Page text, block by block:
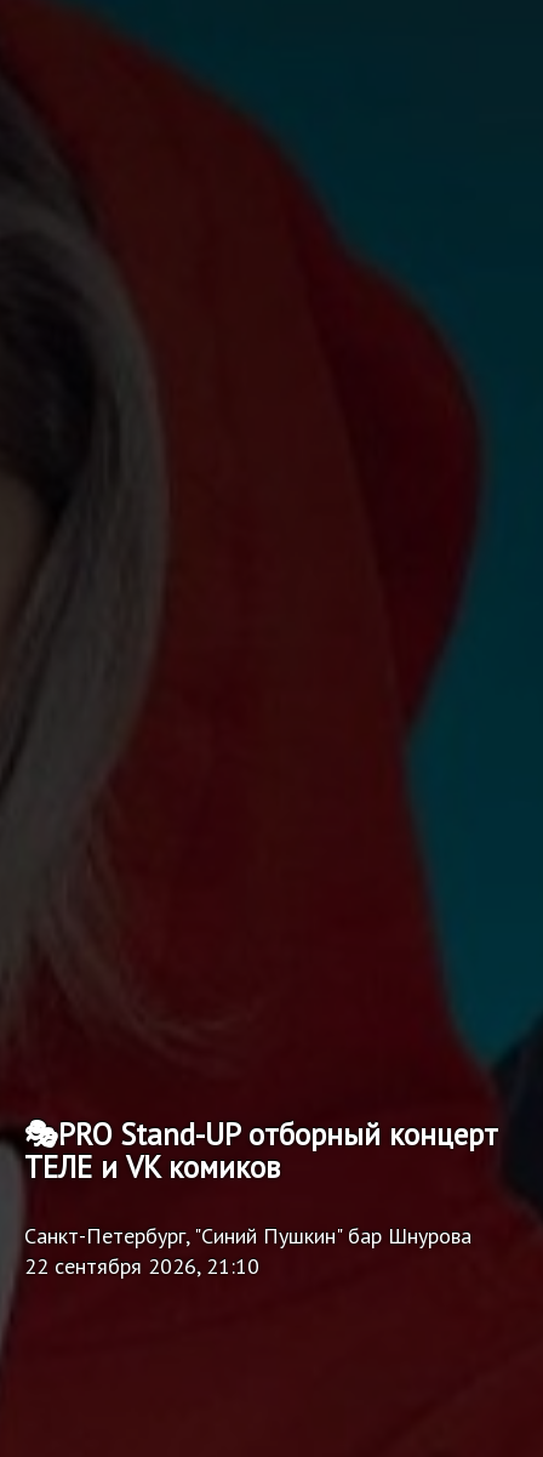
🎭PRO Stand-UP отборный концерт
ТЕЛЕ и VK комиков
Санкт-Петербург, "Синий Пушкин" бар Шнурова
22 сентября 2026, 21:10